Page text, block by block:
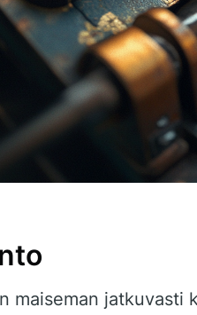
maiseman jatkuvasti